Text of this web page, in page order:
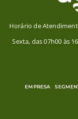
Horário de
Sexta, das 07h00 às
EMPRESA